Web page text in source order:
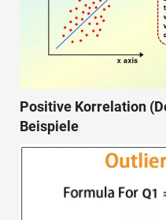
Positive Korrelation
Beispiele